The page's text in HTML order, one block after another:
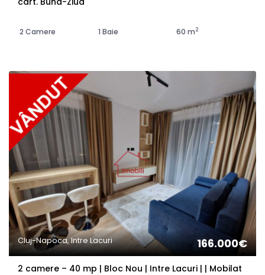
2 Camere 1 Baie 60 m2
Cluj-Napoca, Intre Lacuri 166.000€
2 camere – 40 mp | Bloc Nou | Intre Lacuri | | Mobilat